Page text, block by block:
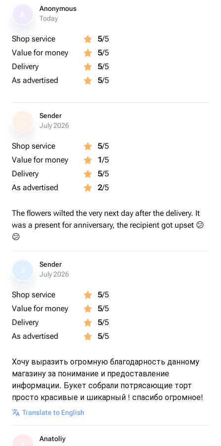
Anonymous
Today
Shop service 5/5
Value for money
5/5
Delivery
5/5
As advertised
5/5
S
Sender
July 2026
Shop service 5/5
Value for money
1/5
Delivery
5/5
As advertised
2/5
The flowers wilted the very next day after the delivery. It
was a present for anniversary, the recipient got upset 😕
😕
S
Sender
July 2026
Shop service 5/5
Value for money
5/5
Delivery
5/5
As advertised
5/5
Хочу выразить огромную благодарность данному
магазину за понимание и предоставление
информации. Букет собрали потрясающие торт
просто красивые и шикарный ! спасибо огромное!
Translate to English
Anatoliy